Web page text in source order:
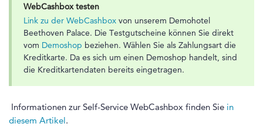
WebCashbox testen
Link zu der WebCashbox von unserem Demohotel
Beethoven Palace. Die Testgutscheine können Sie direkt
vom Demoshop beziehen. Wählen Sie als Zahlungsart die
Kreditkarte. Da es sich um einen Demoshop handelt, sind
die Kreditkartendaten bereits eingetragen.
Informationen zur Self-Service WebCashbox finden Sie in
diesem Artikel.